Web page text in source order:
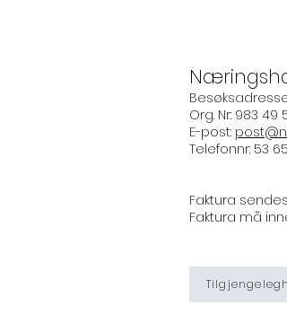
Org. Nr: 983 49
E-post:
​Telefonnr: 53
Faktura
Faktura må